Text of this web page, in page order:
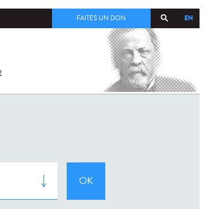
EN
FAITES UN DON
COV-2 /